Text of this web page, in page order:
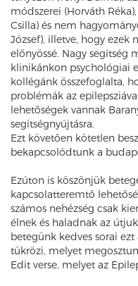
módszerei (Horváth
Csilla) és nem
József), illetve, hogy
előnyössé. Nagy segítség
klinikánkon psychológiai
kollégánk összefoglalta,
problémák az
lehetőségek vannak
segítségnyújtásra.
Ezt követően kötetlen
bekapcsolódtunk a
Ezúton is köszönjük
kapcsolatteremtő
számos nehézség csak
élnek és haladnak az
betegünk kedves sorai
tükrözi, melyet
Edit verse, melyet az